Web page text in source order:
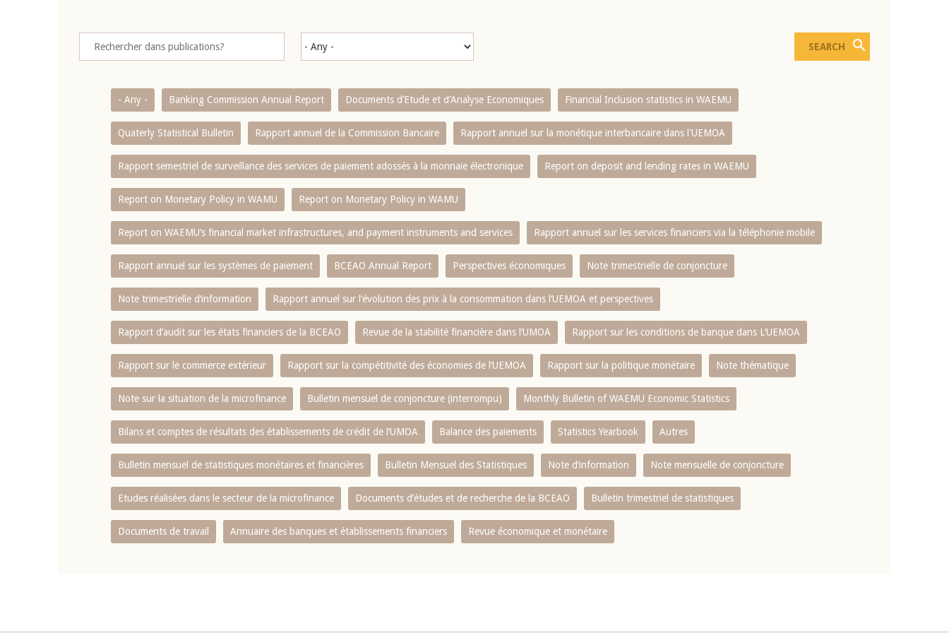
- Any - Banking Commission Annual Report Documents d’Etude et d’Analyse Economiques Financial Inclusion statistics in WAEMU
Quaterly Statistical Bulletin Rapport annuel de la Commission Bancaire Rapport annuel sur la monétique interbancaire dans l'UEMOA
Rapport semestriel de surveillance des services de paiement adossés à la monnaie électronique Report on deposit and lending rates in WAEMU
Report on Monetary Policy in WAMU Report on Monetary Policy in WAMU
Report on WAEMU’s financial market infrastructures, and payment instruments and services Rapport annuel sur les services financiers via la téléphonie mobile
Rapport annuel sur les systèmes de paiement BCEAO Annual Report Perspectives économiques Note trimestrielle de conjoncture
Note trimestrielle d‘information Rapport annuel sur l‘évolution des prix à la consommation dans l‘UEMOA et perspectives
Rapport d‘audit sur les états financiers de la BCEAO Revue de la stabilité financière dans l‘UMOA Rapport sur les conditions de banque dans L‘UEMOA
Rapport sur le commerce extérieur Rapport sur la compétitivité des économies de l‘UEMOA Rapport sur la politique monétaire Note thématique
Note sur la situation de la microfinance Bulletin mensuel de conjoncture (interrompu) Monthly Bulletin of WAEMU Economic Statistics
Bilans et comptes de résultats des établissements de crédit de l‘UMOA Balance des paiements Statistics Yearbook Autres
Bulletin mensuel de statistiques monétaires et financières Bulletin Mensuel des Statistiques Note d’information Note mensuelle de conjoncture
Etudes réalisées dans le secteur de la microfinance Documents d’études et de recherche de la BCEAO Bulletin trimestriel de statistiques
Documents de travail Annuaire des banques et établissements financiers Revue économique et monétaire